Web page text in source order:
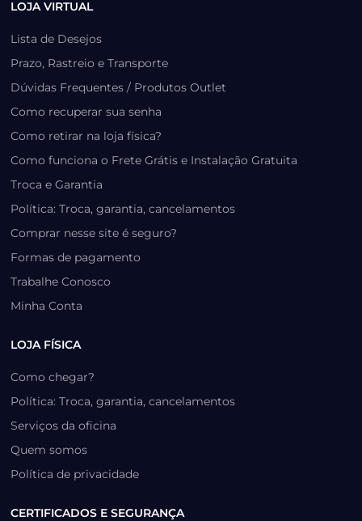
LOJA VIRTUAL
Lista de Desejos
Prazo, Rastreio e Transporte
Dúvidas Frequentes / Produtos Outlet
Como recuperar sua senha
Como retirar na loja física?
Como funciona o Frete Grátis e Instalação Gratuita
Troca e Garantia
Política: Troca, garantia, cancelamentos
Comprar nesse site é seguro?
Formas de pagamento
Trabalhe Conosco
Minha Conta
LOJA FÍSICA
Como chegar?
Política: Troca, garantia, cancelamentos
Serviços da oficina
Quem somos
Política de privacidade
CERTIFICADOS E SEGURANÇA